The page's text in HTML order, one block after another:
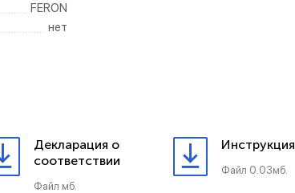
FERON
нет
Декларация о
соответствии
Файл мб.
Инструкция
Файл 0.03мб.